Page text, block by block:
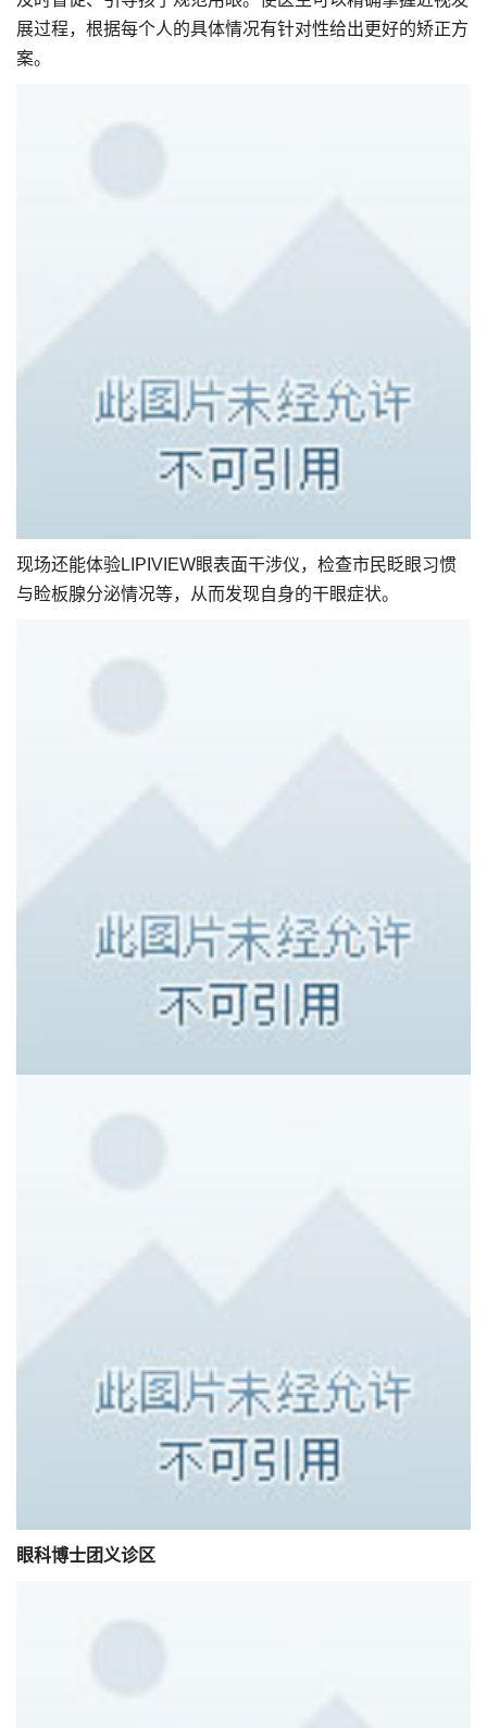
展过程，根据每个人的具体情况有针对性给出更好的矫正方
案。
现场还能体验LIPIVIEW眼表面干涉仪，检查市民眨眼习惯
与睑板腺分泌情况等，从而发现自身的干眼症状。
眼科博士团义诊区